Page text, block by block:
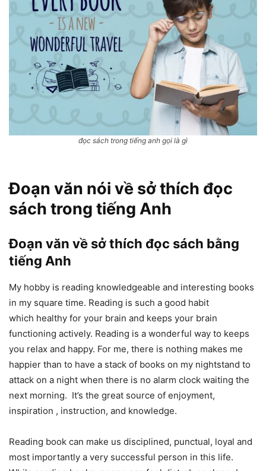
đọc sách trong tiếng anh gọi là gì
Đoạn văn nói về sở thích đọc
sách trong tiếng Anh
Đoạn văn về sở thích đọc sách bằng
tiếng Anh
My hobby is reading knowledgeable and interesting books
in my square time. Reading is such a good habit
which healthy for your brain and keeps your brain
functioning actively. Reading is a wonderful way to keeps
you relax and happy. For me, there is nothing makes me
happier than to have a stack of books on my nightstand to
attack on a night when there is no alarm clock waiting the
next morning. It’s the great source of enjoyment,
inspiration , instruction, and knowledge.
Reading book can make us disciplined, punctual, loyal and
most importantly a very successful person in this life.